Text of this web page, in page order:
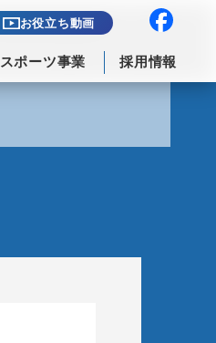
スポーツ事業 採用情報
お役立ち動画